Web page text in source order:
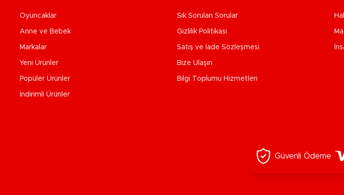
Oyuncaklar
Anne ve Bebek
Markalar
Yeni Ürünler
Popüler Ürünler
İndirimli Ürünler
Sık Sorulan Sorular
Gizlilik Politikası
Satış ve İade Sözleşmesi
Bize Ulaşın
Bilgi Toplumu Hizmetleri
Güvenli Ödeme